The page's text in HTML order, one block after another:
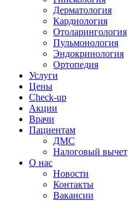
Дерматология
Кардиология
Отоларингология
Пульмонология
Эндокринология
Ортопедия
Услуги
Цены
Check-up
Акции
Врачи
Пациентам
ДМС
Налоговый вычет
О нас
Новости
Контакты
Вакансии